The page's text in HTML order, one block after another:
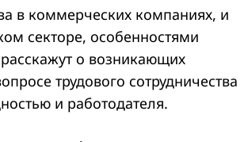
в коммерческих компаниях, и
секторе, особенностями
о возникающих
трудового сотрудничества
и работодателя.